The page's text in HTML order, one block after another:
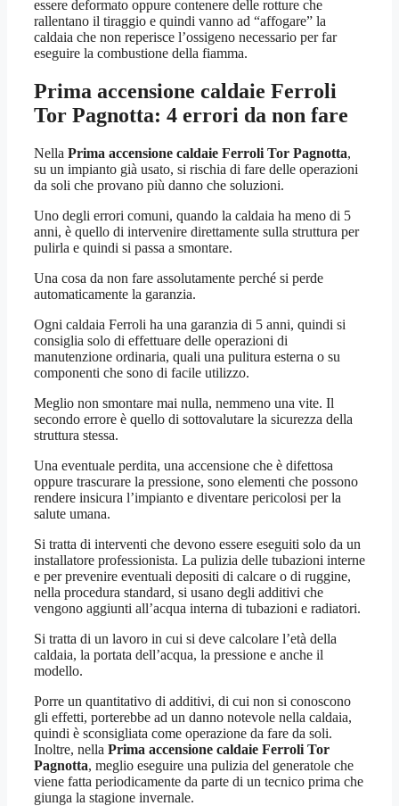
essere deformato oppure contenere delle rotture che
rallentano il tiraggio e quindi vanno ad “affogare” la
caldaia che non reperisce l’ossigeno necessario per far
eseguire la combustione della fiamma.
Prima accensione caldaie Ferroli
Tor Pagnotta: 4 errori da non fare
Nella Prima accensione caldaie Ferroli Tor Pagnotta,
su un impianto già usato, si rischia di fare delle operazioni
da soli che provano più danno che soluzioni.
Uno degli errori comuni, quando la caldaia ha meno di 5
anni, è quello di intervenire direttamente sulla struttura per
pulirla e quindi si passa a smontare.
Una cosa da non fare assolutamente perché si perde
automaticamente la garanzia.
Ogni caldaia Ferroli ha una garanzia di 5 anni, quindi si
consiglia solo di effettuare delle operazioni di
manutenzione ordinaria, quali una pulitura esterna o su
componenti che sono di facile utilizzo.
Meglio non smontare mai nulla, nemmeno una vite. Il
secondo errore è quello di sottovalutare la sicurezza della
struttura stessa.
Una eventuale perdita, una accensione che è difettosa
oppure trascurare la pressione, sono elementi che possono
rendere insicura l’impianto e diventare pericolosi per la
salute umana.
Si tratta di interventi che devono essere eseguiti solo da un
installatore professionista. La pulizia delle tubazioni interne
e per prevenire eventuali depositi di calcare o di ruggine,
nella procedura standard, si usano degli additivi che
vengono aggiunti all’acqua interna di tubazioni e radiatori.
Si tratta di un lavoro in cui si deve calcolare l’età della
caldaia, la portata dell’acqua, la pressione e anche il
modello.
Porre un quantitativo di additivi, di cui non si conoscono
gli effetti, porterebbe ad un danno notevole nella caldaia,
quindi è sconsigliata come operazione da fare da soli.
Inoltre, nella Prima accensione caldaie Ferroli Tor
Pagnotta, meglio eseguire una pulizia del generatole che
viene fatta periodicamente da parte di un tecnico prima che
giunga la stagione invernale.